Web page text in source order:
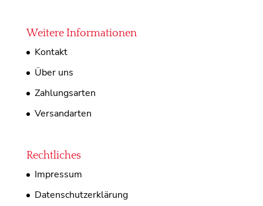
Weitere Informationen
Kontakt
Über uns
Zahlungsarten
Versandarten
Rechtliches
Impressum
Datenschutzerklärung